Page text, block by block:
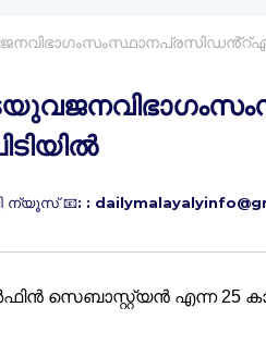
ന്യൂസ് 📧: :
സെബാസ്റ്റ്യൻ എന്ന 25